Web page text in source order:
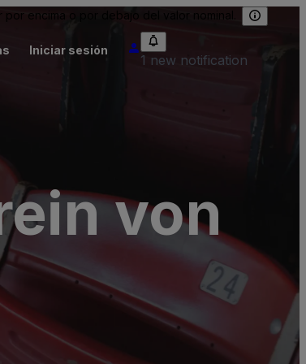
encima o por debajo del valor nominal.
Iniciar sesión
1 new notification
von